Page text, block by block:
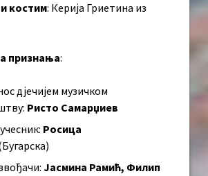
костим: Керија Гриетина из
признања:
дјечијем музичком
Ристо Самарџиев
Росица
Јасмина Рамић, Филип